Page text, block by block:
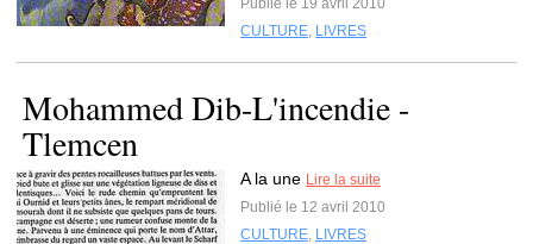
Publié le 19 avril 2010
CULTURE, LIVRES
Mohammed Dib-L'incendie -
Tlemcen
A la une Lire la suite
Publié le 12 avril 2010
CULTURE, LIVRES